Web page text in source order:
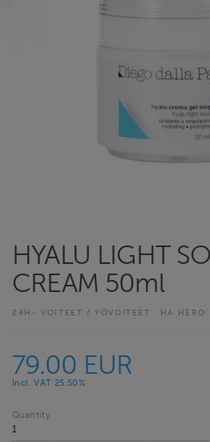
HYALU LIGHT
CREAM 50ml
24H- VOITEET / YÖVOITEET HA HERO
79.00 EUR
Incl. VAT 25.50%
Quantity